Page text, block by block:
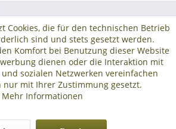
Cookies, die für den technischen Betrieb
sind und stets gesetzt werden.
Komfort bei Benutzung dieser Website
dienen oder die Interaktion mit
sozialen Netzwerken vereinfachen
nur mit Ihrer Zustimmung gesetzt.
Mehr Informationen